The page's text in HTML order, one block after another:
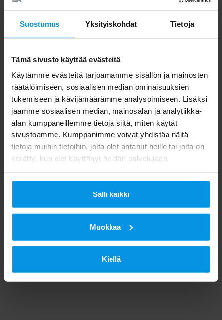
Suostumus Yksityiskohdat Tietoja
Tämä sivusto käyttää evästeitä
Käytämme evästeitä tarjoamamme sisällön ja mainosten
räätälöimiseen, sosiaalisen median ominaisuuksien
tukemiseen ja kävijämäärämme analysoimiseen. Lisäksi
jaamme sosiaalisen median, mainosalan ja analytiikka-
alan kumppaneillemme tietoja siitä, miten käytät
sivustoamme. Kumppanimme voivat yhdistää näitä
tietoja muihin tietoihin, joita olet antanut heille tai joita on
kerätty, kun olet käyttänyt heidän palvelujaan.
Salli kaikki
Muokkaa
Kiellä